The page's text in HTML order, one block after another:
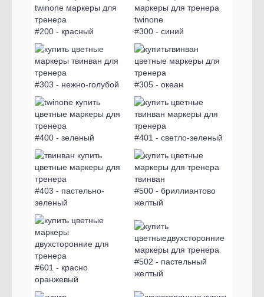
#200 - красный #300 - синий
#303 - нежно-голубой #305 - океан
#400 - зеленый #401 - светло-зеленый
#403 - пастельно-
зеленый
#500 - бриллиантово
желтый
#601 - красно
оранжевый
#502 - пастельный
желтый